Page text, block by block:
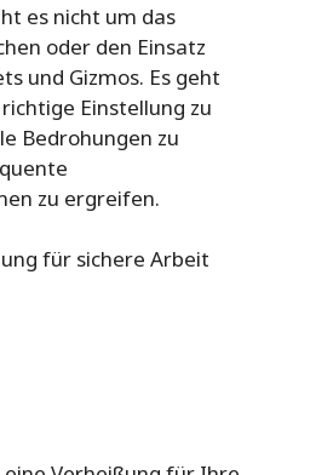
es nicht um das
oder den Einsatz
und Gizmos. Es geht
Einstellung zu
Bedrohungen zu
zu ergreifen.
für sichere Arbeit